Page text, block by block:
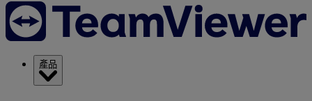
產品